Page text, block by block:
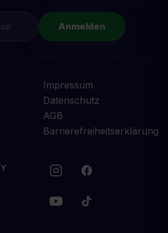
Anmelden
Impressum
Datenschutz
AGB
Barrierefreiheitserklärung